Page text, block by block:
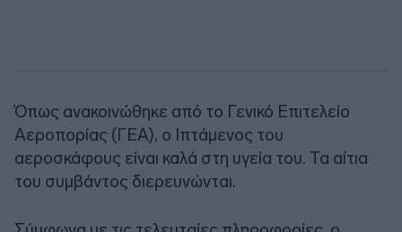
Όπως ανακοινώθηκε από το Γενικό Επιτελείο
Αεροπορίας (ΓΕΑ), ο Ιπτάμενος του
αεροσκάφους είναι καλά στη υγεία του. Τα αίτια
του συμβάντος διερευνώνται.